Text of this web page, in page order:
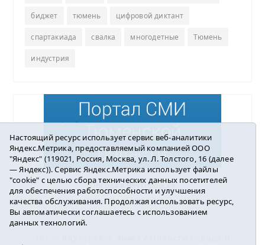
биджет тюмень цифровой диктант
спартакиада свалка многодетные Тюмень
индустрия
Погода в Ялуторовске
Настоящий ресурс использует сервис веб-аналитики
Яндекс.Метрика, предоставляемый компанией ООО
"Яндекс" (119021, Россия, Москва, ул. Л. Толстого, 16 (далее
— Яндекс)). Сервис Яндекс.Метрика использует файлы
"cookie" с целью сбора технических данных посетителей
для обеспечения работоспособности и улучшения
качества обслуживания. Продолжая использовать ресурс,
Вы автоматически соглашаетесь с использованием
данных технологий.